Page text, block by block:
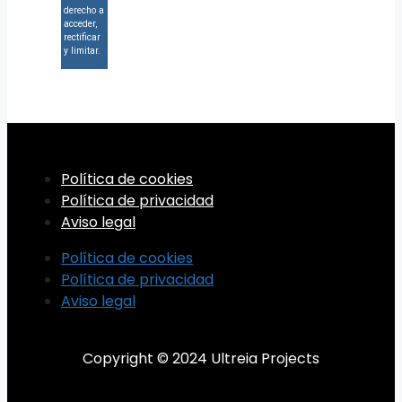
derecho a
acceder,
rectificar
y limitar.
Política de cookies
Política de privacidad
Aviso legal
Política de cookies
Política de privacidad
Aviso legal
Copyright © 2024 Ultreia Projects